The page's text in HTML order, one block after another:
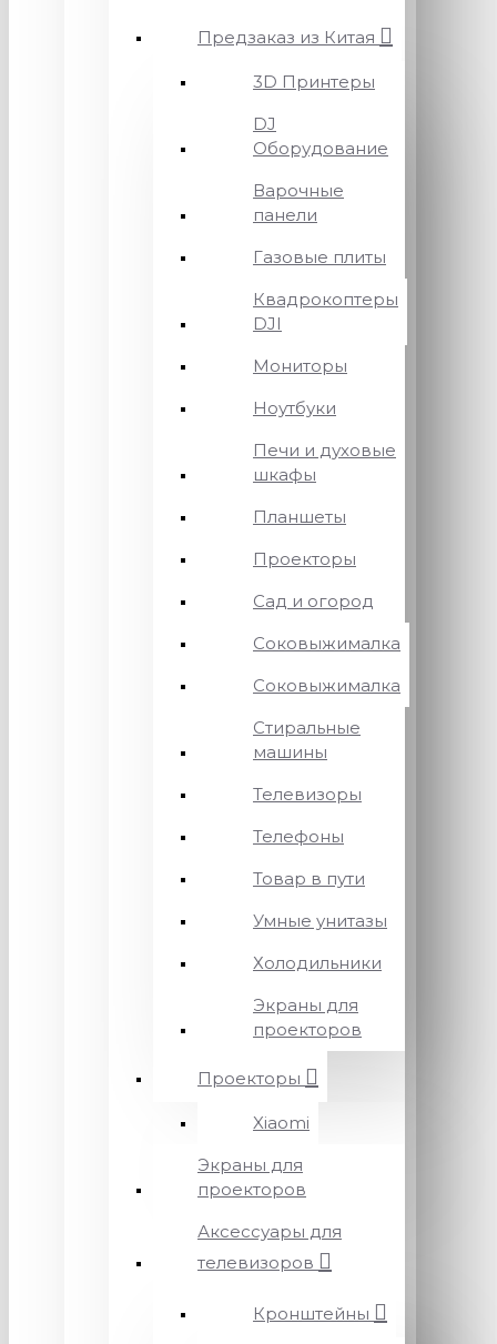
Предзаказ из Китая
3D Принтеры
DJ
Оборудование
Варочные
панели
Газовые плиты
Квадрокоптеры
DJI
Мониторы
Ноутбуки
Печи и духовые
шкафы
Планшеты
Проекторы
Сад и огород
Соковыжималка
Соковыжималка
Стиральные
машины
Телевизоры
Телефоны
Товар в пути
Умные унитазы
Холодильники
Экраны для
проекторов
Проекторы
Xiaomi
Экраны для
проекторов
Аксессуары для
телевизоров
Кронштейны